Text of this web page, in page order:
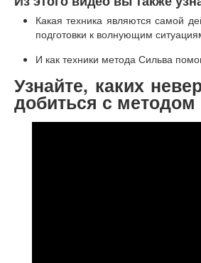
Какая техника являются самой
подготовки к волнующим
И как техники метода Сильва
Узнайте, каких
добиться с